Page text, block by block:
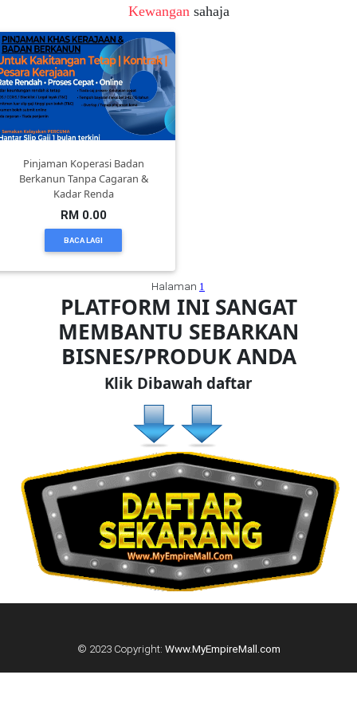
Kewangan sahaja
Pinjaman Koperasi Badan
Berkanun Tanpa Cagaran &
Kadar Renda
RM 0.00
BACA LAGI
Halaman 1
PLATFORM INI SANGAT
MEMBANTU SEBARKAN
BISNES/PRODUK ANDA
Klik Dibawah daftar
FESYEN
WANITA(0)
KECANTIKAN(7)
FESYEN
LELAKI(0)
MINYAK
WANGI(8)
PENDIDIKAN(19)
ARTIKEL(14)
PEMBORONG(2)
© 2023 Copyright: Www.MyEmpireMall.com